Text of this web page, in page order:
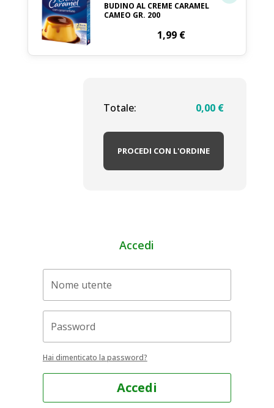
BUDINO AL CREME CARAMEL
CAMEO GR. 200
1,99 €
Totale: 0,00 €
PROCEDI CON L'ORDINE
Accedi
Hai dimenticato la password?
Accedi